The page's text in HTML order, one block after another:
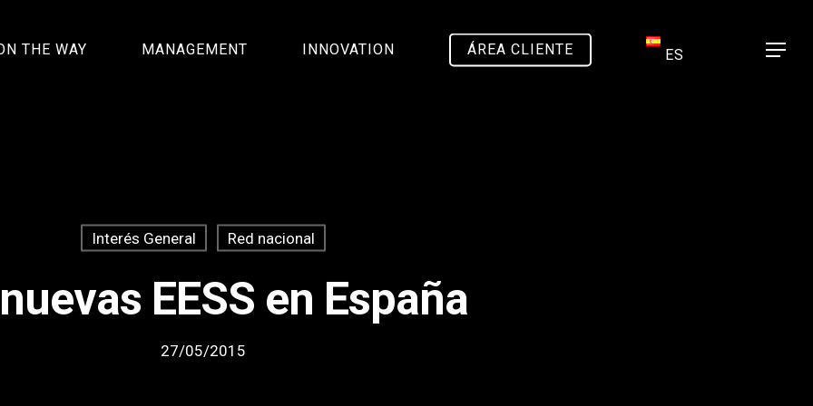
THE WAY MANAGEMENT INNOVATION ÁREA CLIENTE ES Menu
Interés General Red nacional
EESS en España
27/05/2015